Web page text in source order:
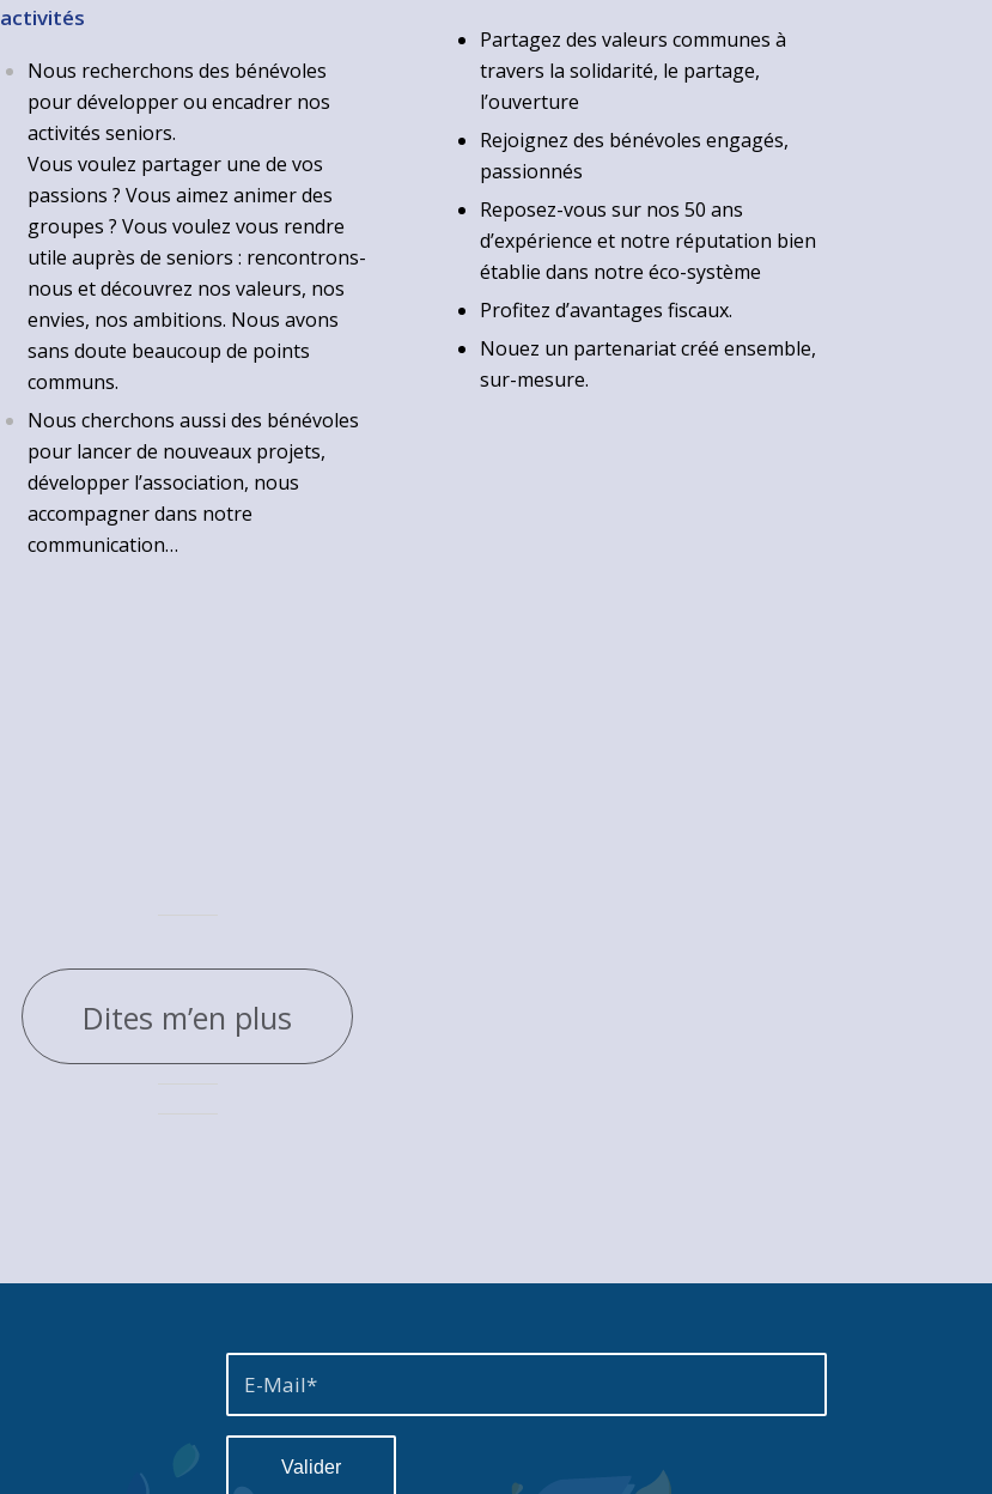
activités
Nous recherchons des bénévoles
pour développer ou encadrer nos
activités seniors.
Vous voulez partager une de vos
passions ? Vous aimez animer des
groupes ? Vous voulez vous rendre
utile auprès de seniors : rencontrons-
nous et découvrez nos valeurs, nos
envies, nos ambitions. Nous avons
sans doute beaucoup de points
communs.
Nous cherchons aussi des bénévoles
pour lancer de nouveaux projets,
développer l’association, nous
accompagner dans notre
communication…
Partagez des valeurs communes à
travers la solidarité, le partage,
l’ouverture
Rejoignez des bénévoles engagés,
passionnés
Reposez-vous sur nos 50 ans
d’expérience et notre réputation bien
établie dans notre éco-système
Profitez d’avantages fiscaux.
Nouez un partenariat créé ensemble,
sur-mesure.
Dites m’en plus